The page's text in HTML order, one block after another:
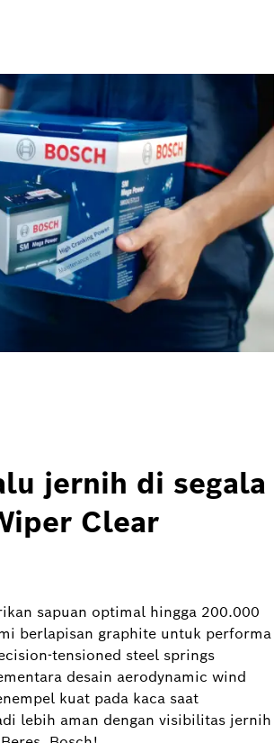
jernih di segala
Clear
sapuan optimal hingga 200.000
berlapisan graphite untuk performa
tensioned steel springs
desain aerodynamic wind
kuat pada kaca saat
lebih aman dengan visibilitas jernih